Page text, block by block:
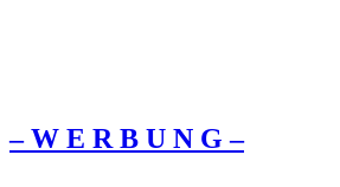
– W Ε R Β U Ν G –